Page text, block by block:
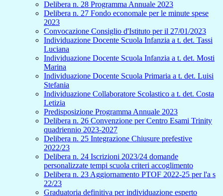
Delibera n. 28 Programma Annuale 2023
Delibera n. 27 Fondo economale per le minute spese
2023
Convocazione Consiglio d'Istituto per il 27/01/2023
Individuazione Docente Scuola Infanzia a t. det. Tassi
Luciana
Individuazione Docente Scuola Infanzia a t. det. Mosti
Marina
Individuazione Docente Scuola Primaria a t. det. Luisi
Stefania
Individuazione Collaboratore Scolastico a t. det. Costa
Letizia
Predisposizione Programma Annuale 2023
Delibera n. 26 Convenzione per Centro Esami Trinity
quadriennio 2023-2027
Delibera n. 25 Integrazione Chiusure prefestive
2022/23
Delibera n. 24 Iscrizioni 2023/24 domande
personalizzate tempi scuola criteri accoglimento
Delibera n. 23 Aggiornamento PTOF 2022-25 per l'a s
22/23
Graduatoria definitiva per individuazione esperto